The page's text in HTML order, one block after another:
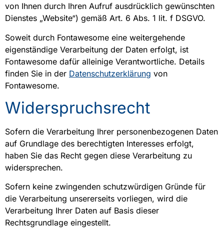
von Ihnen durch Ihren Aufruf ausdrücklich gewünschten
Dienstes „Website“) gemäß Art. 6 Abs. 1 lit. f DSGVO.
Soweit durch Fontawesome eine weitergehende
eigenständige Verarbeitung der Daten erfolgt, ist
Fontawesome dafür alleinige Verantwortliche. Details
finden Sie in der Datenschutzerklärung von
Fontawesome.
Widerspruchsrecht
Sofern die Verarbeitung Ihrer personenbezogenen Daten
auf Grundlage des berechtigten Interesses erfolgt,
haben Sie das Recht gegen diese Verarbeitung zu
widersprechen.
Sofern keine zwingenden schutzwürdigen Gründe für
die Verarbeitung unsererseits vorliegen, wird die
Verarbeitung Ihrer Daten auf Basis dieser
Rechtsgrundlage eingestellt.